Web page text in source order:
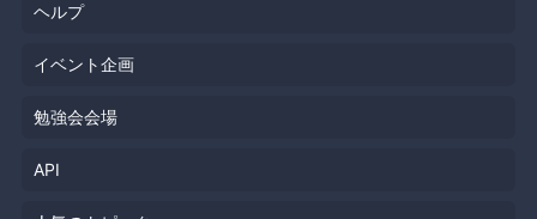
ヘルプ
イベント企画
勉強会会場
API